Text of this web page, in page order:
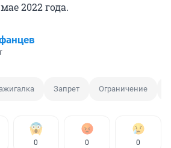
2022 года.
Запрет Ограничение
0 0 0